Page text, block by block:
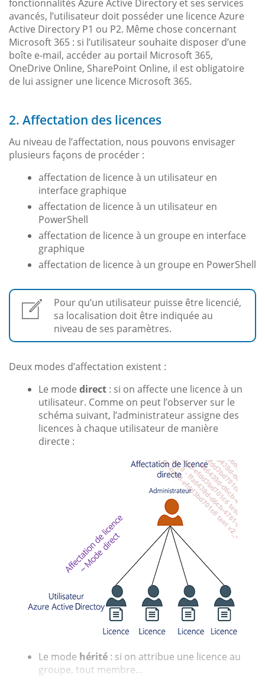
fonctionnalités Azure Active Directory et ses services
avancés, l’utilisateur doit posséder une licence Azure
Active Directory P1 ou P2. Même chose concernant
Microsoft 365 : si l’utilisateur souhaite disposer d’une
boîte e-mail, accéder au portail Microsoft 365,
OneDrive Online, SharePoint Online, il est obligatoire
de lui assigner une licence Microsoft 365.
2. Affectation des licences
Au niveau de l’affectation, nous pouvons envisager
plusieurs façons de procéder :
affectation de licence à un utilisateur en
interface graphique
affectation de licence à un utilisateur en
PowerShell
affectation de licence à un groupe en interface
graphique
affectation de licence à un groupe en PowerShell
Pour qu’un utilisateur puisse être licencié,
sa localisation doit être indiquée au
niveau de ses paramètres.
Deux modes d’affectation existent :
Le mode direct : si on affecte une licence à un
utilisateur. Comme on peut l’observer sur le
schéma suivant, l’administrateur assigne des
licences à chaque utilisateur de manière
directe :
Le mode hérité : si on attribue une licence au
groupe, tout membre...